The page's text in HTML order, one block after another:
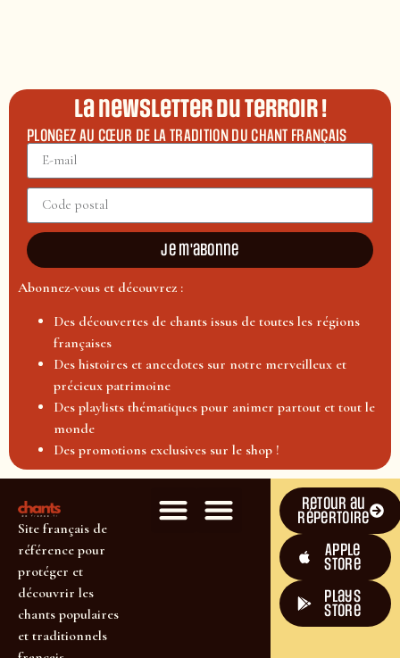
La newsletter du terroir !
PLONGEZ AU CŒUR DE LA TRADITION DU CHANT FRANÇAIS
Je m'abonne
Abonnez-vous et découvrez :
Des découvertes de chants issus de toutes les régions
françaises
Des histoires et anecdotes sur notre merveilleux et
précieux patrimoine
Des playlists thématiques pour animer partout et tout le
monde
Des promotions exclusives sur le shop !
Site français de
référence pour
protéger et
découvrir les
chants populaires
et traditionnels
Retour au
répertoire
Apple
Store
plays
store